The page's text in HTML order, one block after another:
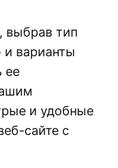
выбрав тип
и варианты
ее
и удобные
сайте с